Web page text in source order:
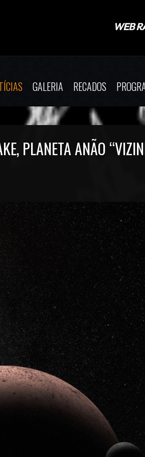
GALERIA RECADOS
PLANETA ANÃO